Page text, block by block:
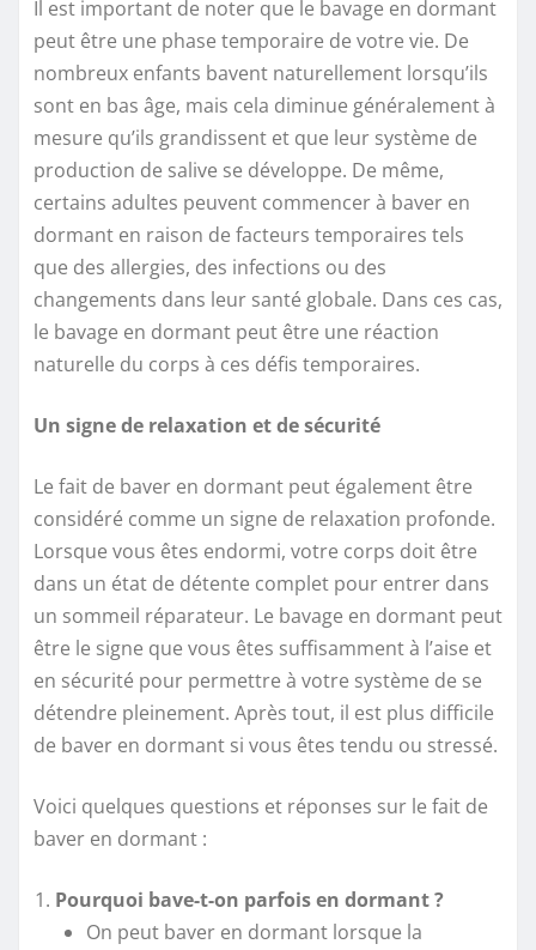
Il est important de noter que le bavage en dormant
peut être une phase temporaire de votre vie. De
nombreux enfants bavent naturellement lorsqu’ils
sont en bas âge, mais cela diminue généralement à
mesure qu’ils grandissent et que leur système de
production de salive se développe. De même,
certains adultes peuvent commencer à baver en
dormant en raison de facteurs temporaires tels
que des allergies, des infections ou des
changements dans leur santé globale. Dans ces cas,
le bavage en dormant peut être une réaction
naturelle du corps à ces défis temporaires.
Un signe de relaxation et de sécurité
Le fait de baver en dormant peut également être
considéré comme un signe de relaxation profonde.
Lorsque vous êtes endormi, votre corps doit être
dans un état de détente complet pour entrer dans
un sommeil réparateur. Le bavage en dormant peut
être le signe que vous êtes suffisamment à l’aise et
en sécurité pour permettre à votre système de se
détendre pleinement. Après tout, il est plus difficile
de baver en dormant si vous êtes tendu ou stressé.
Voici quelques questions et réponses sur le fait de
baver en dormant :
Pourquoi bave-t-on parfois en dormant ?
On peut baver en dormant lorsque la